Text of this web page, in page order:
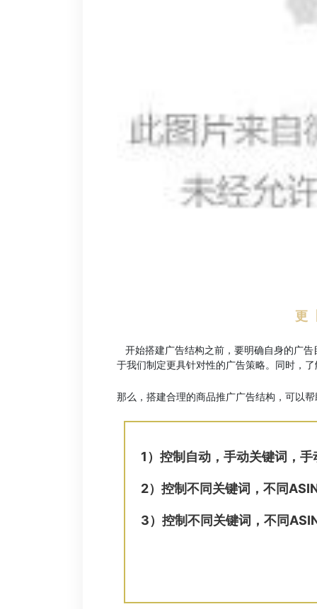
更
开始搭建广告结构之前，要明确自身的广
于我们制定更具针对性的广告策略。同时，
那么，搭建合理的商品推广广告结构，可以
1） 控制自动，手动关键词，
2） 控制不同关键词，不同
3） 控制不同关键词，不同